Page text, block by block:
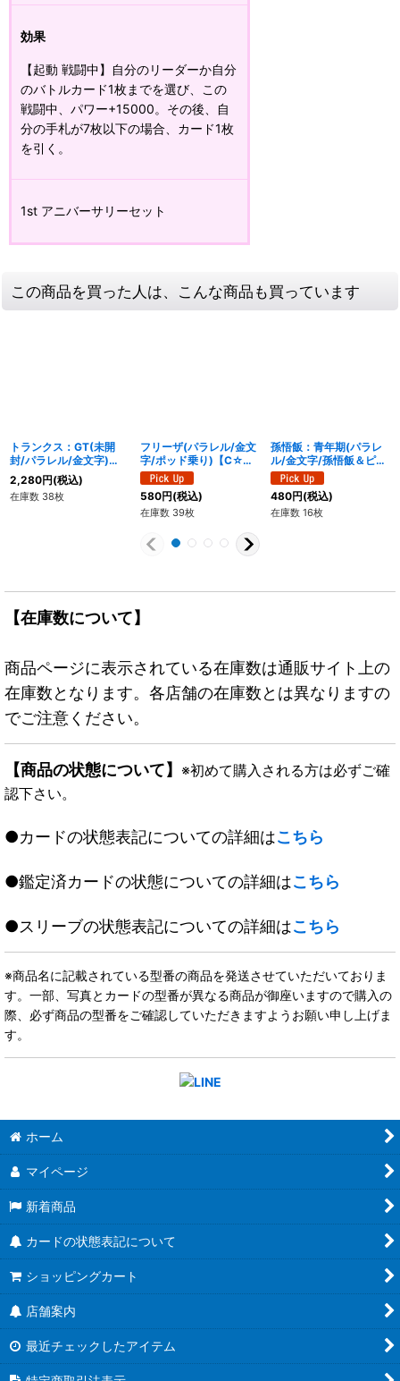
効果
【起動 戦闘中】自分のリーダーか自分
のバトルカード1枚までを選び、この
戦闘中、パワー+15000。その後、自
分の手札が7枚以下の場合、カード1枚
を引く。
1st アニバーサリーセット
この商品を買った人は、こんな商品も買っています
トランクス：GT(未開
封/パラレル/金文字)
【SR☆】{FB04-114}
2,280円(税込)
在庫数 38枚
フリーザ(パラレル/金文
字/ポッド乗り)【C☆】
{FS04-11}
580円(税込)
在庫数 39枚
孫悟飯：青年期(パラレ
ル/金文字/孫悟飯＆ピッ
コロ)【SR☆】{FB02-
018}
480円(税込)
在庫数 16枚
【在庫数について】
商品ページに表示されている在庫数は通販サイト上の
在庫数となります。各店舗の在庫数とは異なりますの
でご注意ください。
【商品の状態について】 ※初めて購入される方は必ずご確
認下さい。
●カードの状態表記についての詳細はこちら
●鑑定済カードの状態についての詳細はこちら
●スリーブの状態表記についての詳細はこちら
※商品名に記載されている型番の商品を発送させていただいておりま
す。一部、写真とカードの型番が異なる商品が御座いますので購入の
際、必ず商品の型番をご確認していただきますようお願い申し上げま
す。
ホーム
マイページ
新着商品
カードの状態表記について
ショッピングカート
店舗案内
最近チェックしたアイテム